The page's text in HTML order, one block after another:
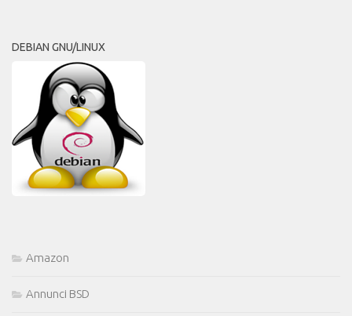
DEBIAN GNU/LINUX
Amazon
Annunci BSD